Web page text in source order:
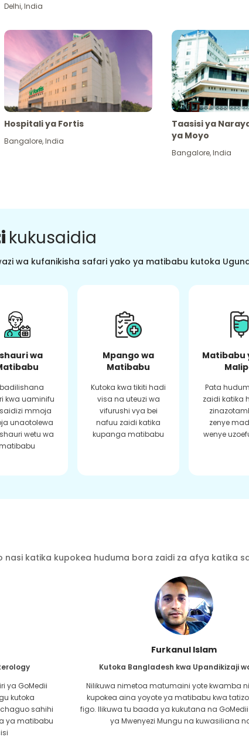
Delhi,India
Hospitali ya Fortis
Bangalore,India
Taasisi ya
ya Moyo
Bangalore,India
kukusaidia
wa kufanikisha safari yako ya matibabu kutoka
wa
kwa uaminifu
mmoja
unaotolewa
wetu wa
Mpango wa
Matibabu
Kutoka kwa tikiti hadi
visa na uteuzi wa
vifurushi vya bei
nafuu zaidi katika
kupanga matibabu
Matibabu
Pata
zaidi katika
zenye
wenye
katika kupokea huduma bora zaidi za afya katika
ya GoMedii
kutoka
sahihi
ya matibabu
Furkanul Islam
Kutoka Bangladesh kwa Upandikizaji
Nilikuwa nimetoa matumaini yote kwamba
kupokea aina yoyote ya matibabu kwa
figo. Ilikuwa tu baada ya kukutana na
ya Mwenyezi Mungu na kuwasiliana